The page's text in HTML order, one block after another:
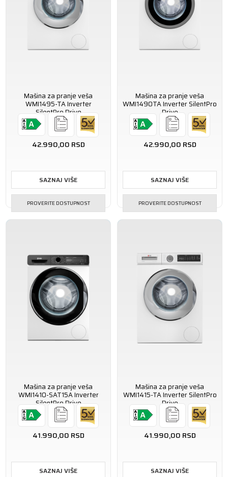
Mašina za pranje veša
WMI1495-TA Inverter
SilentPro Drive
42.990,00 RSD
SAZNAJ VIŠE
PROVERITE DOSTUPNOST
Mašina za pranje veša
WMI1490TA Inverter SilentPro
Drive
42.990,00 RSD
SAZNAJ VIŠE
PROVERITE DOSTUPNOST
Mašina za pranje veša
WMI1410-SAT15A Inverter
SilentPro Drive
41.990,00 RSD
SAZNAJ VIŠE
Mašina za pranje veša
WMI1415-TA Inverter SilentPro
Drive
41.990,00 RSD
SAZNAJ VIŠE